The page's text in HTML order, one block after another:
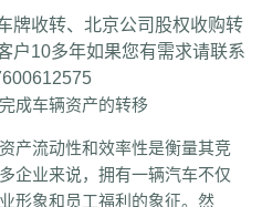
牌收转、北京公司股权收购转
户10多年如果您有需求请联系
成车辆资产的转移
产流动性和效率性是衡量其竞
企业来说，拥有一辆汽车不仅
形象和员工福利的象征。然